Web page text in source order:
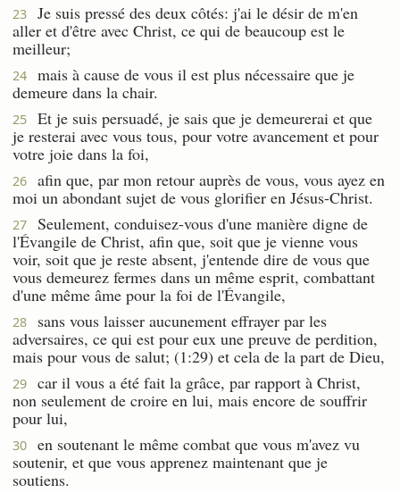
23
Je suis pressé des deux côtés: j'ai le désir de m'en
aller et d'être avec Christ, ce qui de beaucoup est le
meilleur;
24
mais à cause de vous il est plus nécessaire que je
demeure dans la chair.
25
Et je suis persuadé, je sais que je demeurerai et que
je resterai avec vous tous, pour votre avancement et pour
votre joie dans la foi,
26
afin que, par mon retour auprès de vous, vous ayez en
moi un abondant sujet de vous glorifier en Jésus-Christ.
27
Seulement, conduisez-vous d'une manière digne de
l'Évangile de Christ, afin que, soit que je vienne vous
voir, soit que je reste absent, j'entende dire de vous que
vous demeurez fermes dans un même esprit, combattant
d'une même âme pour la foi de l'Évangile,
28
sans vous laisser aucunement effrayer par les
adversaires, ce qui est pour eux une preuve de perdition,
mais pour vous de salut; (1:29) et cela de la part de Dieu,
29
car il vous a été fait la grâce, par rapport à Christ,
non seulement de croire en lui, mais encore de souffrir
pour lui,
30
en soutenant le même combat que vous m'avez vu
soutenir, et que vous apprenez maintenant que je
soutiens.